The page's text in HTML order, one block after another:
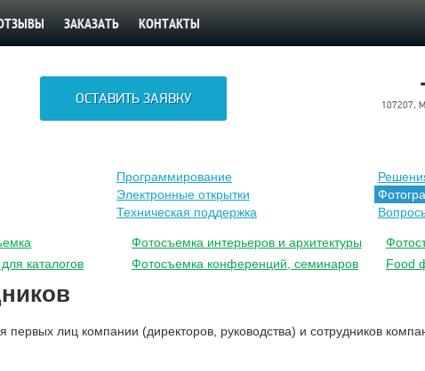
ЗАКАЗАТЬ КОНТАКТЫ
107207,
ОСТАВИТЬ ЗАЯВКУ
Программирование
Электронные открытки
Техническая поддержка
Фотосъемка интерьеров и архитектуры
каталогов Фотосъемка конференций, семинаров Food
лиц компании (директоров, руководства) и сотрудников